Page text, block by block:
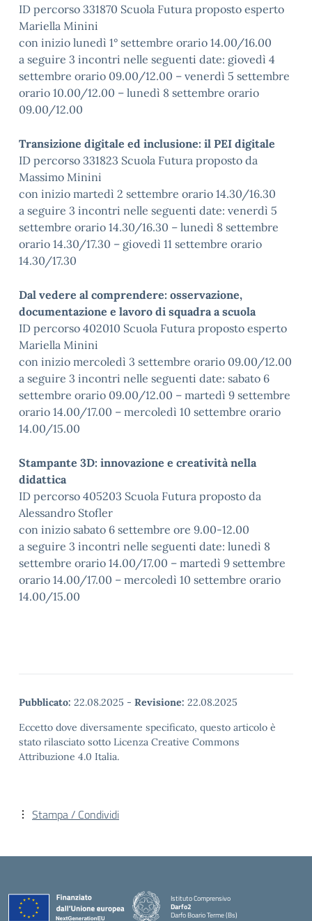
ID percorso 331870 Scuola Futura proposto esperto
Mariella Minini
con inizio lunedì 1° settembre orario 14.00/16.00
a seguire 3 incontri nelle seguenti date: giovedì 4
settembre orario 09.00/12.00 – venerdì 5 settembre
orario 10.00/12.00 – lunedì 8 settembre orario
09.00/12.00
Transizione digitale ed inclusione: il PEI digitale
ID percorso 331823 Scuola Futura proposto da
Massimo Minini
con inizio martedì 2 settembre orario 14.30/16.30
a seguire 3 incontri nelle seguenti date: venerdì 5
settembre orario 14.30/16.30 – lunedì 8 settembre
orario 14.30/17.30 – giovedì 11 settembre orario
14.30/17.30
Dal vedere al comprendere: osservazione,
documentazione e lavoro di squadra a scuola
ID percorso 402010 Scuola Futura proposto esperto
Mariella Minini
con inizio mercoledì 3 settembre orario 09.00/12.00
a seguire 3 incontri nelle seguenti date: sabato 6
settembre orario 09.00/12.00 – martedì 9 settembre
orario 14.00/17.00 – mercoledì 10 settembre orario
14.00/15.00
Stampante 3D: innovazione e creatività nella
didattica
ID percorso 405203 Scuola Futura proposto da
Alessandro Stofler
con inizio sabato 6 settembre ore 9.00-12.00
a seguire 3 incontri nelle seguenti date: lunedì 8
settembre orario 14.00/17.00 – martedì 9 settembre
orario 14.00/17.00 – mercoledì 10 settembre orario
14.00/15.00
Pubblicato: 22.08.2025 - Revisione: 22.08.2025
Eccetto dove diversamente specificato, questo articolo è
stato rilasciato sotto Licenza Creative Commons
Attribuzione 4.0 Italia.
Stampa / Condividi
Istituto Comprensivo
Darfo2
Darfo Boario Terme (Bs)